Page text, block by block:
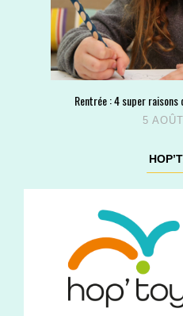
Rentrée : 4 super
5